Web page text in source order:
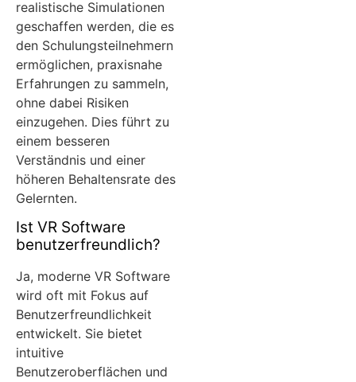
realistische Simulationen
geschaffen werden, die es
den Schulungsteilnehmern
ermöglichen, praxisnahe
Erfahrungen zu sammeln,
ohne dabei Risiken
einzugehen. Dies führt zu
einem besseren
Verständnis und einer
höheren Behaltensrate des
Gelernten.
Ist VR Software
benutzerfreundlich?
Ja, moderne VR Software
wird oft mit Fokus auf
Benutzerfreundlichkeit
entwickelt. Sie bietet
intuitive
Benutzeroberflächen und